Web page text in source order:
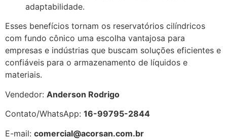
adaptabilidade.
Esses benefícios tornam os reservatórios cilíndricos
com fundo cônico uma escolha vantajosa para
empresas e indústrias que buscam soluções eficientes e
confiáveis para o armazenamento de líquidos e
materiais.
Vendedor: Anderson Rodrigo
Contato/WhatsApp: 16-99795-2844
E-mail: comercial@acorsan.com.br